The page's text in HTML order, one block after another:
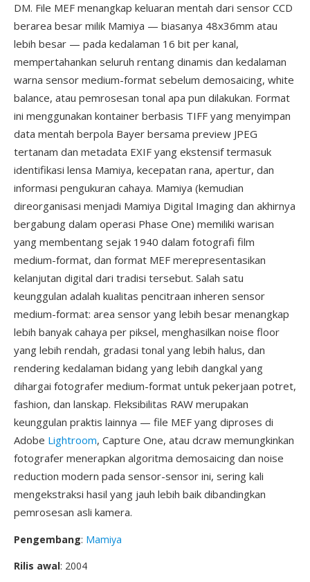
DM. File MEF menangkap keluaran mentah dari sensor CCD
berarea besar milik Mamiya — biasanya 48x36mm atau
lebih besar — pada kedalaman 16 bit per kanal,
mempertahankan seluruh rentang dinamis dan kedalaman
warna sensor medium-format sebelum demosaicing, white
balance, atau pemrosesan tonal apa pun dilakukan. Format
ini menggunakan kontainer berbasis TIFF yang menyimpan
data mentah berpola Bayer bersama preview JPEG
tertanam dan metadata EXIF yang ekstensif termasuk
identifikasi lensa Mamiya, kecepatan rana, apertur, dan
informasi pengukuran cahaya. Mamiya (kemudian
direorganisasi menjadi Mamiya Digital Imaging dan akhirnya
bergabung dalam operasi Phase One) memiliki warisan
yang membentang sejak 1940 dalam fotografi film
medium-format, dan format MEF merepresentasikan
kelanjutan digital dari tradisi tersebut. Salah satu
keunggulan adalah kualitas pencitraan inheren sensor
medium-format: area sensor yang lebih besar menangkap
lebih banyak cahaya per piksel, menghasilkan noise floor
yang lebih rendah, gradasi tonal yang lebih halus, dan
rendering kedalaman bidang yang lebih dangkal yang
dihargai fotografer medium-format untuk pekerjaan potret,
fashion, dan lanskap. Fleksibilitas RAW merupakan
keunggulan praktis lainnya — file MEF yang diproses di
Adobe Lightroom, Capture One, atau dcraw memungkinkan
fotografer menerapkan algoritma demosaicing dan noise
reduction modern pada sensor-sensor ini, sering kali
mengekstraksi hasil yang jauh lebih baik dibandingkan
pemrosesan asli kamera.
Pengembang: Mamiya
Rilis awal: 2004